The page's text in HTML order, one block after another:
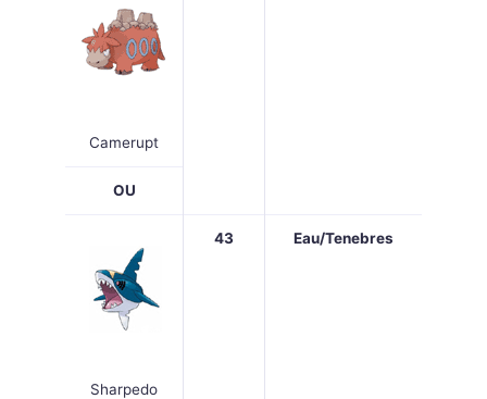
Camerupt
OU
Sharpedo
43 Eau/Tenebres